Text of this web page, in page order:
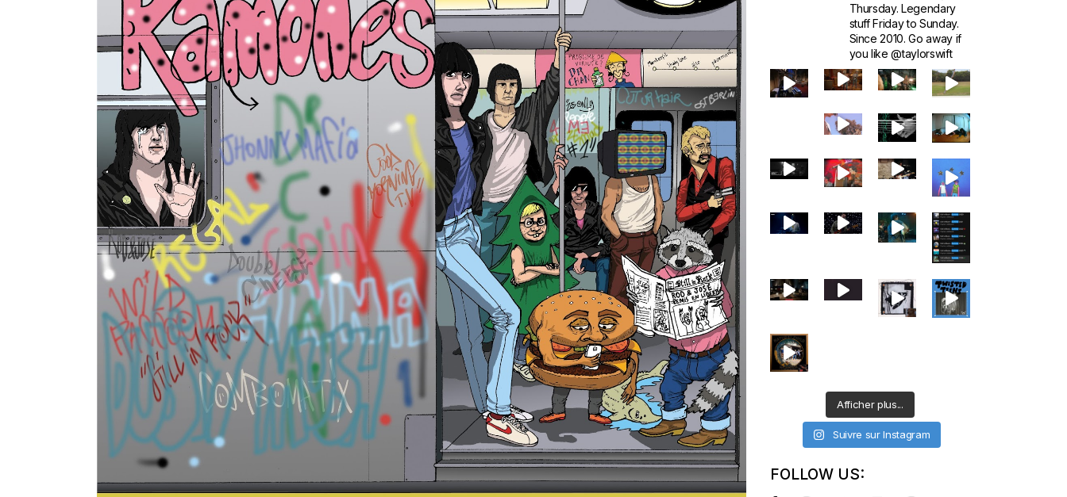
Thursday. Legendary
stuff Friday to Sunday.
Since 2010. Go away if
you like @taylorswift
Afficher plus...
Suivre sur Instagram
FOLLOW US: